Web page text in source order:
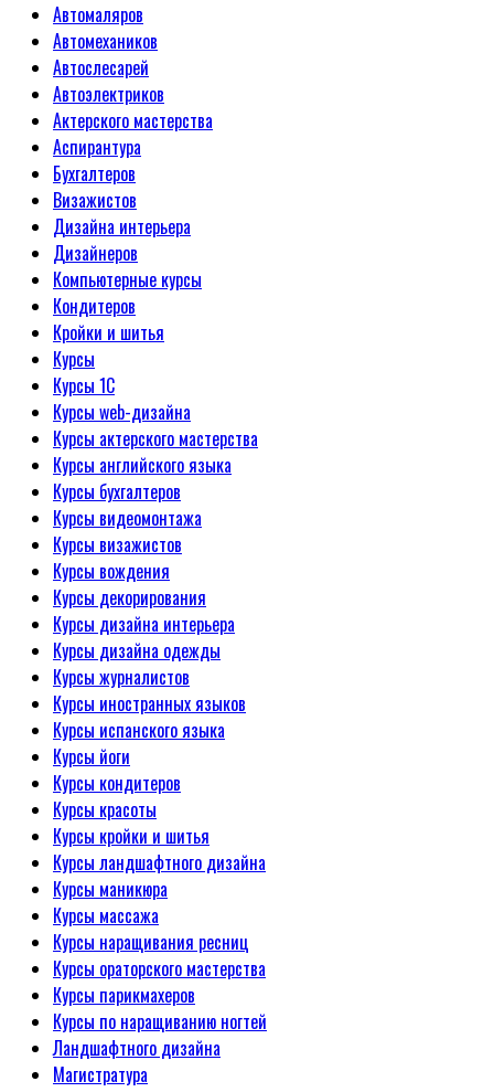
Автомаляров
Автомехаников
Автослесарей
Автоэлектриков
Актерского мастерства
Аспирантура
Бухгалтеров
Визажистов
Дизайна интерьера
Дизайнеров
Компьютерные курсы
Кондитеров
Кройки и шитья
Курсы
Курсы 1С
Курсы web-дизайна
Курсы актерского мастерства
Курсы английского языка
Курсы бухгалтеров
Курсы видеомонтажа
Курсы визажистов
Курсы вождения
Курсы декорирования
Курсы дизайна интерьера
Курсы дизайна одежды
Курсы журналистов
Курсы иностранных языков
Курсы испанского языка
Курсы йоги
Курсы кондитеров
Курсы красоты
Курсы кройки и шитья
Курсы ландшафтного дизайна
Курсы маникюра
Курсы массажа
Курсы наращивания ресниц
Курсы ораторского мастерства
Курсы парикмахеров
Курсы по наращиванию ногтей
Ландшафтного дизайна
Магистратура